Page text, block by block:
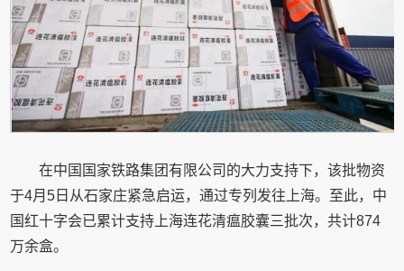
在中国国家铁路集团有限公司的大力支持下，该批物资
于4月5日从石家庄紧急启运，通过专列发往上海。至此，中
国红十字会已累计支持上海连花清瘟胶囊三批次，共计874
万余盒。